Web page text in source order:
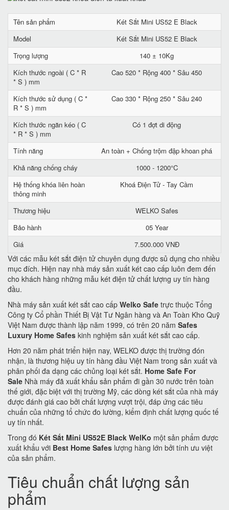
Tên sản phẩm
Két Sắt Mini US52 E Black
Model
Két Sắt Mini US52 E Black
Trọng lượng
140 ± 10Kg
Kích thước ngoài ( C * R
* S ) mm
Cao 520 * Rộng 400 * Sâu 450
Kích thước sử dụng ( C *
R * S ) mm
Cao 330 * Rộng 250 * Sâu 240
Kích thước ngăn kéo ( C
* R * S ) mm
Có 1 đợt di động
Tính năng
An toàn + Chống trộm đập khoan phá
Khả năng chống cháy
1000 - 1200°C
Hệ thống khóa liên hoàn
thông minh
Khoá Điện Tử - Tay Cầm
Thương hiệu
WELKO Safes
Bảo hành
05 Year
Giá
7.500.000 VNĐ
Với các mẫu két sắt điện tử chuyên dụng được sủ dụng cho nhiều
mục đích. Hiện nay nhà máy sản xuất két cao cấp luôn đem đến
cho khách hàng những mẫu két điện tử chất lượng uy tín hàng
đầu.
Nhà máy sản xuất két sắt cao cấp Welko Safe trực thuộc Tổng
Công ty Cổ phần Thiết Bị Vật Tư Ngân hàng và An Toàn Kho Quỹ
Việt Nam được thành lập năm 1999, có trên 20 năm Safes
Luxury Home Safes kinh nghiệm sản xuất két sắt cao cấp.
Hơn 20 năm phát triển hiện nay, WELKO được thị trường đón
nhận, là thương hiệu uy tín hàng đầu Việt Nam trong sản xuất và
phân phối đa dạng các chủng loại két sắt. Home Safe For
Sale Nhà máy đã xuất khẩu sản phẩm đi gần 30 nước trên toàn
thế giới, đặc biệt với thị trường Mỹ, các dòng két sắt của nhà máy
được đánh giá cao bởi chất lượng vượt trội, đáp ứng các tiêu
chuẩn của những tổ chức đo lường, kiểm định chất lượng quốc tế
uy tín nhất.
Trong đó Két Sắt Mini US52E Black WelKo một sản phẩm được
xuất khẩu với Best Home Safes lượng hàng lớn bởi tính ưu việt
của sản phẩm.
Tiêu chuẩn chất lượng sản
phẩm